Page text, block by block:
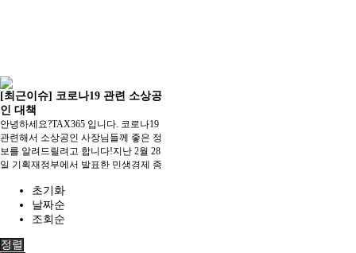
[최근이슈] 코로나19 관련 소상공
인 대책
안녕하세요?TAX365 입니다. 코로나19
관련해서 소상공인 사장님들께 좋은 정
보를 알려드릴려고 합니다!​지난 2월 28
일 기획재정부에서 발표한 민생경제 종
초기화
날짜순
조회순
정렬